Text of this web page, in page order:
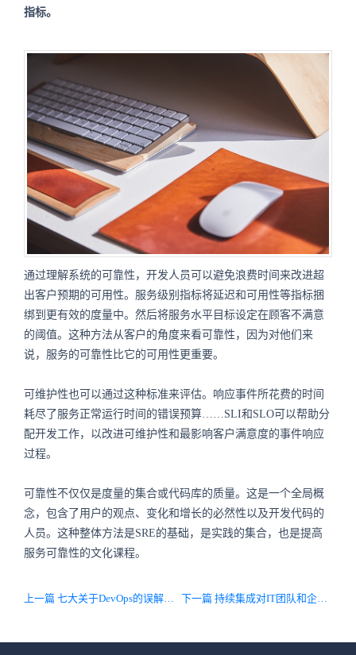
指标。
通过理解系统的可靠性，开发人员可以避免浪费时间来改进超
出客户预期的可用性。服务级别指标将延迟和可用性等指标捆
绑到更有效的度量中。然后将服务水平目标设定在顾客不满意
的阈值。这种方法从客户的角度来看可靠性，因为对他们来
说，服务的可靠性比它的可用性更重要。
可维护性也可以通过这种标准来评估。响应事件所花费的时间
耗尽了服务正常运行时间的错误预算……SLI和SLO可以帮助分
配开发工作，以改进可维护性和最影响客户满意度的事件响应
过程。
可靠性不仅仅是度量的集合或代码库的质量。这是一个全局概
念，包含了用户的观点、变化和增长的必然性以及开发代码的
人员。这种整体方法是SRE的基础，是实践的集合，也是提高
服务可靠性的文化课程。
上一篇 七大关于DevOps的误解，你中了几招？ 下一篇 持续集成对IT团队和企业分别有哪些好处？